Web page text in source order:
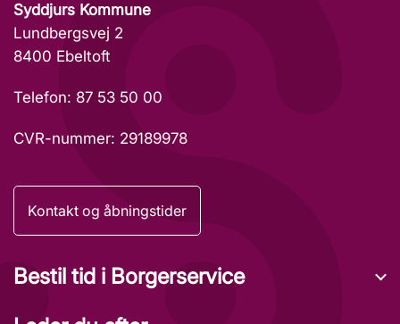
Syddjurs Kommune
Lundbergsvej 2
8400 Ebeltoft
Telefon: 87 53 50 00
CVR-nummer: 29189978
Kontakt og åbningstider
Bestil tid i Borgerservice